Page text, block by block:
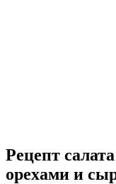
Рецепт
орехами и